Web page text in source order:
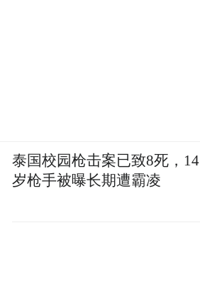
泰国校园枪击案已致8死，14
岁枪手被曝长期遭霸凌